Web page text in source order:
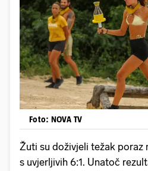
Foto: NOVA TV
Žuti su doživjeli težak poraz
s uvjerljivih 6:1. Unatoč